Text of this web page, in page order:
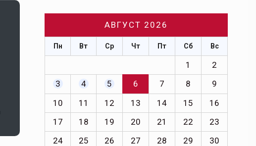
АВГУСТ 2026
Пн Вт Ср Чт Пт Сб Вс
1
2
3
4 5 6 7 8
9
10
11 12 13 14 15
16
17
18 19 20 21 22
23
24
25 26 27 28 29
30